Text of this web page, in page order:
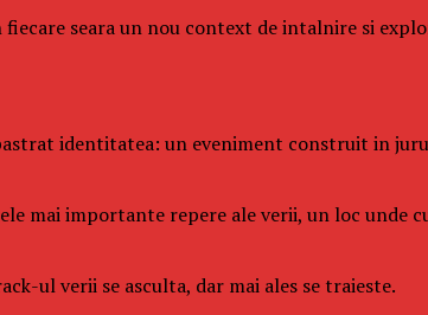
seara un nou context de intalnire si
identitatea: un eveniment construit in
mai importante repere ale verii, un loc unde
ul verii se asculta, dar mai ales se traieste.